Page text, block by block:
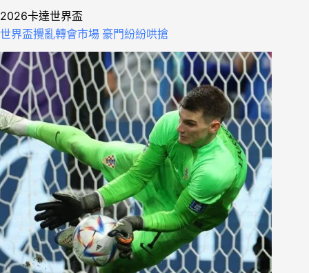
2026卡達世界盃
世界盃攪亂轉會市場 豪門紛紛哄搶